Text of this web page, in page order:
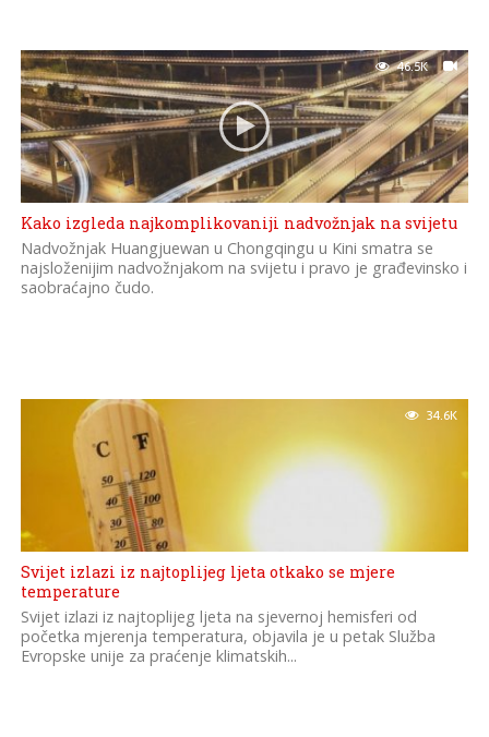
46.5K
Kako izgleda najkomplikovaniji nadvožnjak na svijetu
Nadvožnjak Huangjuewan u Chongqingu u Kini smatra se
najsloženijim nadvožnjakom na svijetu i pravo je građevinsko i
saobraćajno čudo.
34.6K
Svijet izlazi iz najtoplijeg ljeta otkako se mjere
temperature
Svijet izlazi iz najtoplijeg ljeta na sjevernoj hemisferi od
početka mjerenja temperatura, objavila je u petak Služba
Evropske unije za praćenje klimatskih...